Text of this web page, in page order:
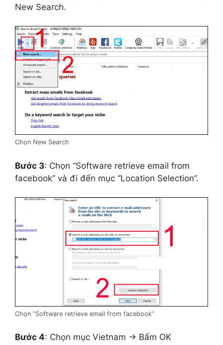
New Search.
Chọn New Search
Bước 3: Chọn “Software retrieve email from
facebook” và đi đến mục “Location Selection”.
Chọn “Software retrieve email from facebook”
Bước 4: Chọn mục Vietnam → Bấm OK